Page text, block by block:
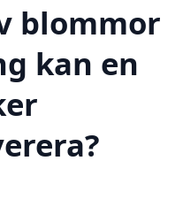
blommor
kan en